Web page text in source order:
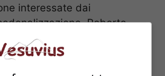
interessate dai
Roberto
Della Notte, i coordinatori
messo in evidenza “